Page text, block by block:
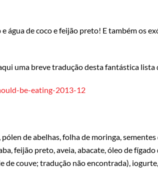
água de coco e feijão preto! E também os
uma breve tradução desta fantástica lista
be-eating-2013-12
de abelhas, folha de moringa,
feijão preto, aveia, abacate, óleo de fígado
de couve; tradução não encontrada),